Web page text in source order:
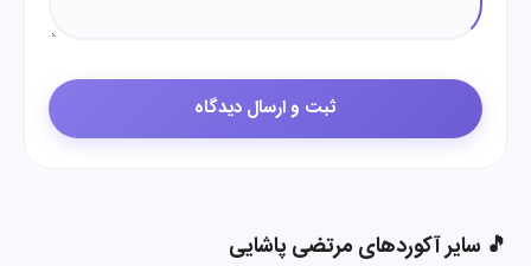
🎵 سایر آکوردهای مرتضی پاشایی